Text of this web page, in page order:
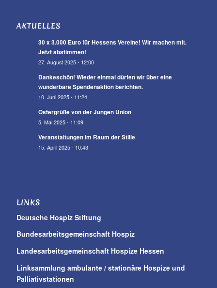
AKTUELLES
30 x 3.000 Euro für Hessens Vereine! Wir machen mit.
Jetzt abstimmen!
27. August 2025 - 12:00
Dankeschön! Wieder einmal dürfen wir über eine
wunderbare Spendenaktion berichten.
10. Juni 2025 - 11:24
Ostergrüße von der Jungen Union
5. Mai 2025 - 11:09
Veranstaltungen im Raum der Stille
15. April 2025 - 10:43
LINKS
Deutsche Hospiz Stiftung
Bundesarbeitsgemeinschaft Hospiz
Landesarbeitsgemeinschaft Hospize Hessen
Linksammlung ambulante / stationäre Hospize und
Palliativstationen